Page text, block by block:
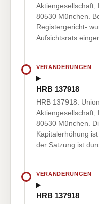
Aktiengesellschaft,
80530 München.
Registergericht-
Aufsichtsrats
VERÄNDERUNGEN
HRB 137918
HRB 137918:
Aktiengesellschaft,
80530 München.
Kapitalerhöhung
der Satzung ist
VERÄNDERUNGEN
HRB 137918